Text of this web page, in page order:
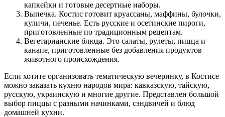
капкейки и готовые десертные наборы.
Выпечка. Костис готовит круассаны, маффины, булочки,
куличи, печенье. Есть русские и осетинские пироги,
приготовленные по традиционным рецептам.
Вегетарианские блюда. Это салаты, рулеты, пицца и
канапе, приготовленные без добавления продуктов
животного происхождения.
Если хотите организовать тематическую вечеринку, в Костисе
можно заказать кухню народов мира: кавказскую, тайскую,
русскую, украинскую и многие другие. Представлен большой
выбор пиццы с разными начинками, сэндвичей и блюд
домашней кухни.